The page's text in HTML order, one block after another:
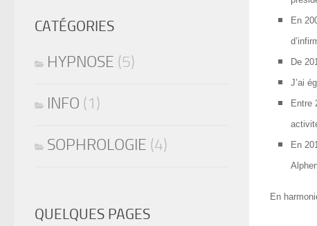
En
De
J’ai
Entre
En
En
CATÉGORIES
HYPNOSE (5)
INFO (1)
SOPHROLOGIE (4)
QUELQUES PAGES